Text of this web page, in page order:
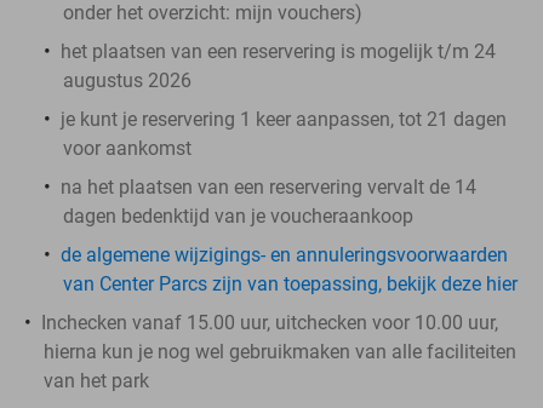
onder het overzicht: mijn vouchers)
het plaatsen van een reservering is mogelijk t/m 24
augustus 2026
je kunt je reservering 1 keer aanpassen, tot 21 dagen
voor aankomst
na het plaatsen van een reservering vervalt de 14
dagen bedenktijd van je voucheraankoop
de algemene wijzigings- en annuleringsvoorwaarden
van Center Parcs zijn van toepassing, bekijk deze hier
Inchecken vanaf 15.00 uur, uitchecken voor 10.00 uur,
hierna kun je nog wel gebruikmaken van alle faciliteiten
van het park